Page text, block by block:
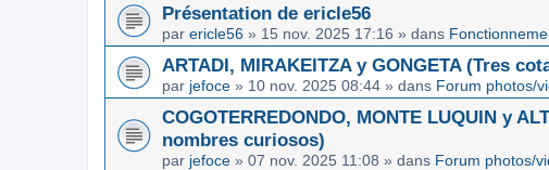
Présentation de ericle56
par ericle56 » 15 nov. 2025 17:16 » dans
ARTADI, MIRAKEITZA y GONGETA (Tres
par jefoce » 10 nov. 2025 08:44 » dans Forum photos/
COGOTERREDONDO, MONTE LUQUIN y
nombres curiosos)
par jefoce » 07 nov. 2025 11:08 » dans Forum photos/